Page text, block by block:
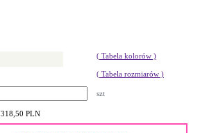
( Tabela kolorów )
( Tabela rozmiarów )
szt
318,50 PLN